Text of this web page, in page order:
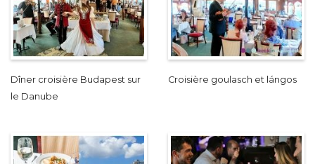
Dîner croisière Budapest sur
le Danube
Croisière goulasch et lángos